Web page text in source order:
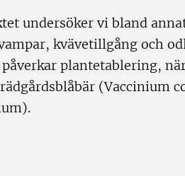
undersöker vi bland
kvävetillgång och
plantetablering,
(Vaccinium